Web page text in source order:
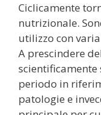
Ciclicamente
nutrizionale.
utilizzo con
A prescindere
periodo in
patologie e